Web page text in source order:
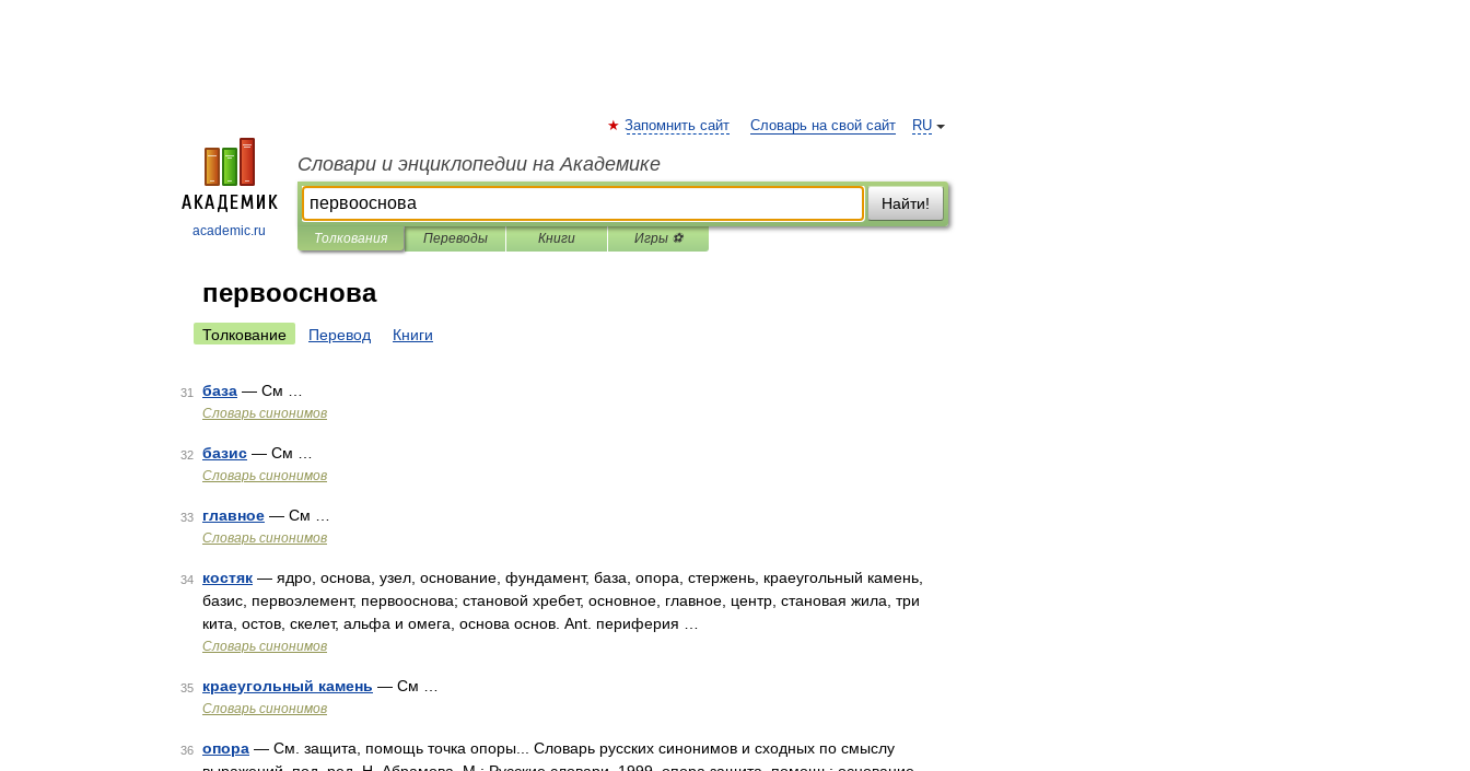
academic.ru
RU
Запомнить сайт Словарь на свой сайт
Словари и энциклопедии на Академике
Найти!
Толкования Переводы Книги Игры ⚽
первооснова
Толкование Перевод Книги
31 база — См …
Словарь синонимов
32 базис — См …
Словарь синонимов
33 главное — См …
Словарь синонимов
34 костяк — ядро, основа, узел, основание, фундамент, база, опора, стержень, краеугольный камень,
базис, первоэлемент, первооснова; становой хребет, основное, главное, центр, становая жила, три
кита, остов, скелет, альфа и омега, основа основ. Ant. периферия …
Словарь синонимов
35 краеугольный камень — См …
Словарь синонимов
36 опора — См. защита, помощь точка опоры... Словарь русских синонимов и сходных по смыслу